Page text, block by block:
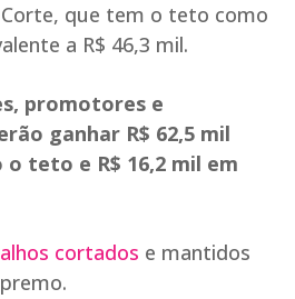
que tem o teto como
a R$ 46,3 mil.
promotores e
ganhar R$ 62,5 mil
o teto e R$ 16,2 mil em
cortados e mantidos